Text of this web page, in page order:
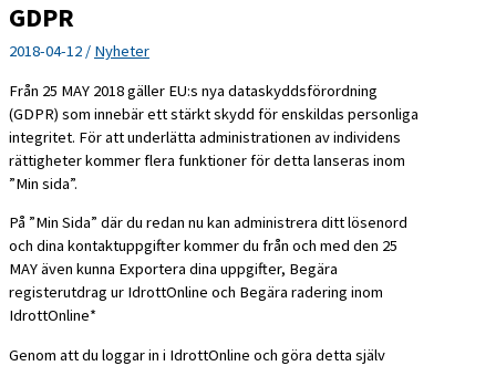
GDPR
2018-04-12 / Nyheter
Från 25 MAY 2018 gäller EU:s nya dataskyddsförordning
(GDPR) som innebär ett stärkt skydd för enskildas personliga
integritet. För att underlätta administrationen av individens
rättigheter kommer flera funktioner för detta lanseras inom
”Min sida”.
På ”Min Sida” där du redan nu kan administrera ditt lösenord
och dina kontaktuppgifter kommer du från och med den 25
MAY även kunna Exportera dina uppgifter, Begära
registerutdrag ur IdrottOnline och Begära radering inom
IdrottOnline*
Genom att du loggar in i IdrottOnline och göra detta själv